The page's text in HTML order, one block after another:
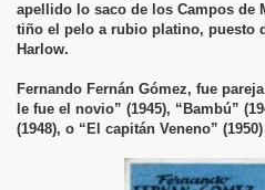
apellido lo saco de los Campos de
tiño el pelo a rubio platino, puesto
Harlow.
Fernando Fernán Gómez, fue
le fue el novio” (1945), “Bambú”
(1948), o “El capitán Veneno” (1950)